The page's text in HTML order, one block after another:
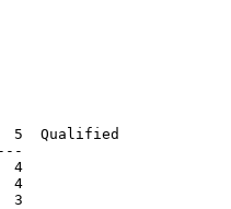
Qualified
4
4
3